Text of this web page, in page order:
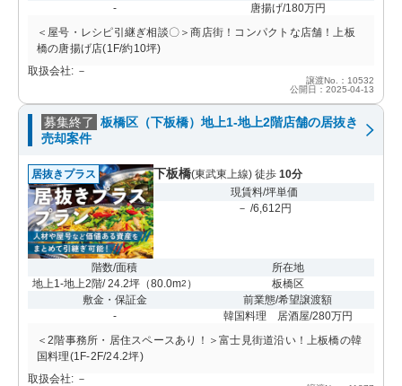
-
唐揚げ/180万円
＜屋号・レシピ引継ぎ相談〇＞商店街！コンパクトな店舗！上板
橋の唐揚げ店(1F/約10坪)
取扱会社: －
譲渡No.：10532
公開日：2025-04-13
募集終了 板橋区（下板橋）地上1-地上2階店舗の居抜き
売却案件
居抜きプラス 下板橋(東武東上線) 徒歩 10分
現賃料/坪単価
－ /6,612円
階数/面積
地上1-地上2階/ 24.2坪（80.0m2 ）
所在地
板橋区
敷金・保証金
-
前業態/希望譲渡額
韓国料理 居酒屋/280万円
＜2階事務所・居住スペースあり！＞富士見街道沿い！上板橋の韓
国料理(1F-2F/24.2坪)
取扱会社: －